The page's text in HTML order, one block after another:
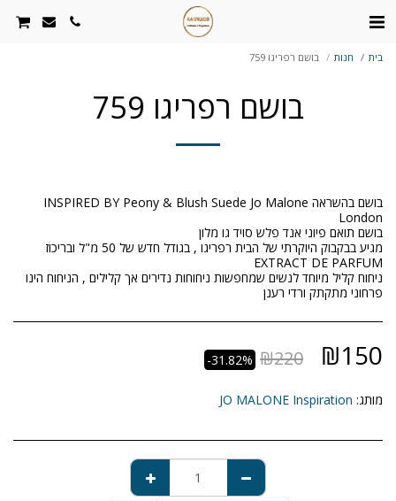
בית חנות בושם רפריגו 759
בושם רפריגו 759
בושם בהשראה INSPIRED BY Peony & Blush Suede Jo Malone
מגיע בבקבוק היוקרתי של הבית רפריגו , בגודל חדש של 50 מ"ל ובריכוז
ניחוח קליל מיוחד לנשים שמחפשות ניחוחות נדירים אך קלילים , הניחוח הינו
פרחוני מתקתק ורדי רענן
₪150
₪220
-31.82%
מותג: JO MALONE Inspiration